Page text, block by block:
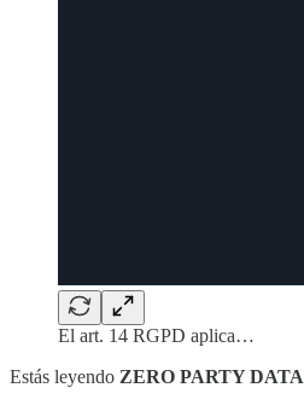
El art. 14 RGPD aplica…
Estás leyendo ZERO PARTY DATA